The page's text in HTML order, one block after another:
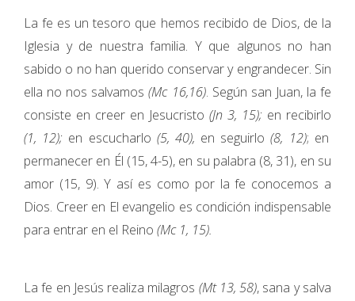
La fe es un tesoro que hemos recibido de Dios, de la
Iglesia y de nuestra familia. Y que algunos no han
sabido o no han querido conservar y engrandecer. Sin
ella no nos salvamos(Mc 16,16). Según san Juan, la fe
consiste en creer en Jesucristo (Jn 3, 15); en recibirlo
(1, 12); en escucharlo (5, 40), en seguirlo (8, 12); en
permanecer en Él (15, 4-5), en su palabra (8, 31), en su
amor (15, 9). Y así es como por la fe conocemos a
Dios. Creer en El evangelio es condición indispensable
para entrar en el Reino (Mc 1, 15).
La fe en Jesús realiza milagros (Mt 13, 58), sana y salva